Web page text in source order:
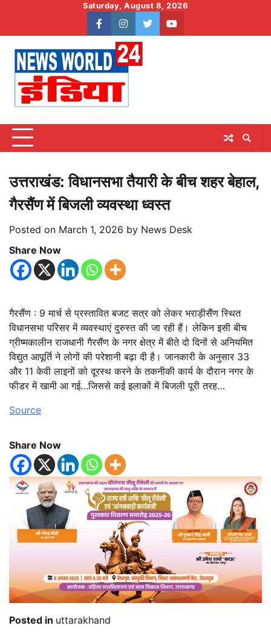
content
Saturday, August 8, 2026
facebookinstagram
twitteryoutube
उत्तराखंड: विधानसभा तैयारी के बीच शहर बेहाल,
गैरसैंण में बिजली व्यवस्था ध्वस्त
Posted on March 1, 2026 by News Desk
Share Now
गैरसैंण : 9 मार्च से प्रस्तावित बजट सत्र को लेकर भराड़ीसैंण स्थित
विधानसभा परिसर में व्यवस्थाएं दुरुस्त की जा रही हैं। लेकिन इसी बीच
ग्रीष्मकालीन राजधानी गैरसैंण के नगर क्षेत्र में बीते दो दिनों से अनियमित
विद्युत आपूर्ति ने लोगों की परेशानी बढ़ा दी है। जानकारी के अनुसार 33
और 11 केवी लाइनों को दूरस्थ करने के तकनीकी कार्य के दौरान नगर के
फीडर में खामी आ गई…जिससे कई इलाकों में बिजली पूरी तरह…
Source
Share Now
Posted in uttarakhand